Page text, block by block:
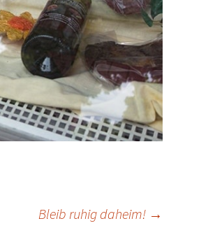
Bleib ruhig daheim! →